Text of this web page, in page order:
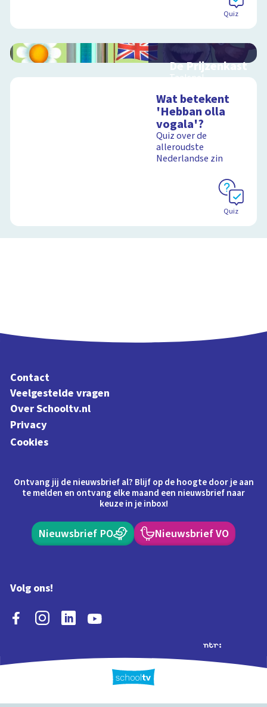
Quiz
De Prijzenkast
Taalspel
Wat betekent
'Hebban olla
vogala'?
Quiz over de
alleroudste
Nederlandse zin
Quiz
Contact
Veelgestelde vragen
Over Schooltv.nl
Privacy
Cookies
Ontvang jij de nieuwsbrief al? Blijf op de hoogte door je aan
te melden en ontvang elke maand een nieuwsbrief naar
keuze in je inbox!
Nieuwsbrief PO Nieuwsbrief VO
Volg ons!